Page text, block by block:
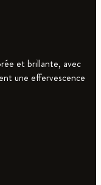
et brillante, avec
une effervescence